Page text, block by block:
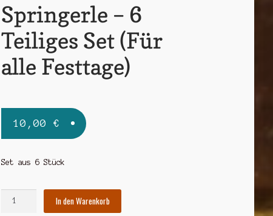
Springerle – 6
Teiliges Set (Für
alle Festtage)
10,00 €
Set aus 6 Stück
In den Warenkorb